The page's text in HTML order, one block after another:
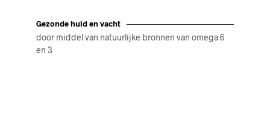
Gezonde huid en vacht
door middel van natuurlijke bronnen van omega 6
en 3